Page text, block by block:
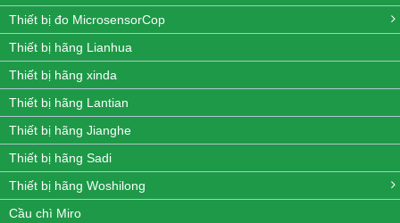
Thiết bị đo MicrosensorCop
Thiết bị hãng Lianhua
Thiết bị hãng xinda
Thiết bị hãng Lantian
Thiết bị hãng Jianghe
Thiết bị hãng Sadi
Thiết bị hãng Woshilong
Cầu chì Miro